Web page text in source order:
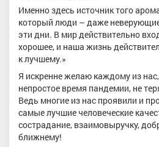
Именно здесь источник того
который люди – даже
эти дни. В мир действительно
хорошее, и наша жизнь
к лучшему.»
Я искренне желаю каждому из
непростое время пандемии, не
Ведь многие из нас проявили и
самые лучшие человеческие
сострадание, взаимовыручку,
ближнему!